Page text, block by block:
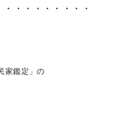
・・・・・・・・
家鑑定」の